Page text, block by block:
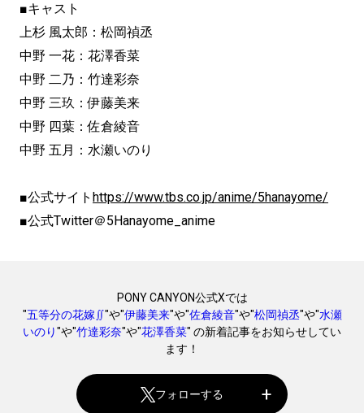
■キャスト
上杉 風太郎：松岡禎丞
中野 一花：花澤香菜
中野 二乃：竹達彩奈
中野 三玖：伊藤美来
中野 四葉：佐倉綾音
中野 五月：水瀬いのり
■公式サイト https://www.tbs.co.jp/anime/5hanayome/
■公式Twitter＠5Hanayome_anime
PONY CANYON公式Xでは
"五等分の花嫁∬"や"伊藤美来"や"佐倉綾音"や"松岡禎丞"や"水瀬
いのり"や"竹達彩奈"や"花澤香菜" の新着記事をお知らせしてい
ます！
フォローする